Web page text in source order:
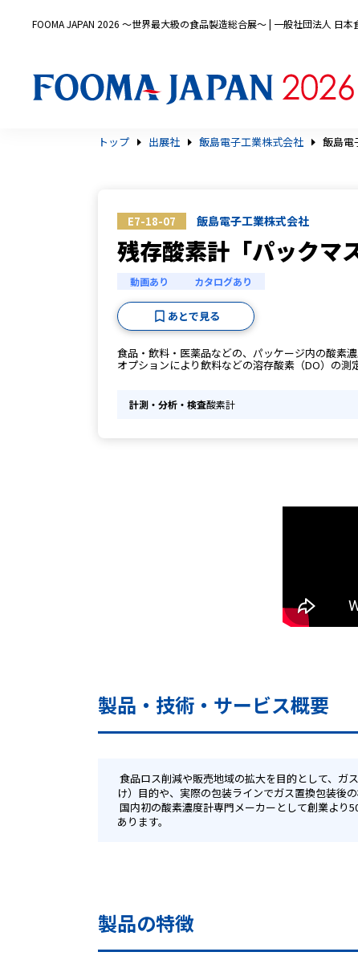
FOOMA JAPAN 2026 〜世界最大級の食品製造総合展〜 | 一般社団法人 日
トップ
出展社 飯島電子工業株式会社 飯島電
E7-18-07 飯島電子工業株式会社
残存酸素計「パックマ
動画あり カタログあり
あとで見る
食品・飲料・医薬品などの、パッケージ内の酸素濃
オプションにより飲料などの溶存酸素（DO）の測
計測・分析・検査酸素計
製品・技術・サービス概要
け）目的や、実際の包装ラインでガス置換包装後の
あります。
製品の特徴